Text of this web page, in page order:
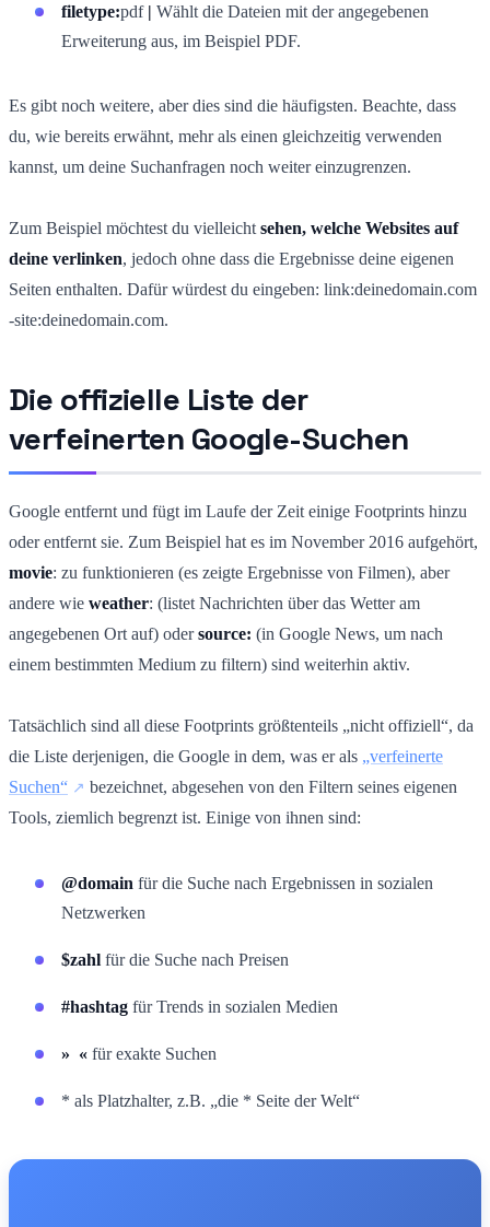
filetype:pdf| Wählt die Dateien mit der angegebenen
Erweiterung aus, im Beispiel PDF.
Es gibt noch weitere, aber dies sind die häufigsten. Beachte, dass
du, wie bereits erwähnt, mehr als einen gleichzeitig verwenden
kannst, um deine Suchanfragen noch weiter einzugrenzen.
Zum Beispiel möchtest du vielleicht sehen, welche Websites auf
deine verlinken, jedoch ohne dass die Ergebnisse deine eigenen
Seiten enthalten. Dafür würdest du eingeben: link:deinedomain.com
-site:deinedomain.com.
Die offizielle Liste der
verfeinerten Google-Suchen
Google entfernt und fügt im Laufe der Zeit einige Footprints hinzu
oder entfernt sie. Zum Beispiel hat es im November 2016 aufgehört,
movie: zu funktionieren (es zeigte Ergebnisse von Filmen), aber
andere wie weather: (listet Nachrichten über das Wetter am
angegebenen Ort auf) odersource: (in Google News, um nach
einem bestimmten Medium zu filtern) sind weiterhin aktiv.
Tatsächlich sind all diese Footprints größtenteils „nicht offiziell“, da
die Liste derjenigen, die Google in dem, was er als „verfeinerte
Suchen“
bezeichnet, abgesehen von den Filtern seines eigenen
Tools, ziemlich begrenzt ist. Einige von ihnen sind:
@domain für die Suche nach Ergebnissen in sozialen
Netzwerken
$zahl für die Suche nach Preisen
#hashtag für Trends in sozialen Medien
» « für exakte Suchen
* als Platzhalter, z.B. „die * Seite der Welt“